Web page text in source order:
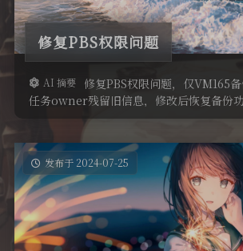
修复PBS权限问题
AI 摘要
修复PBS权限问题，仅VM165
任务owner残留旧信息，修改后恢复备份功
发布于 2024-07-25